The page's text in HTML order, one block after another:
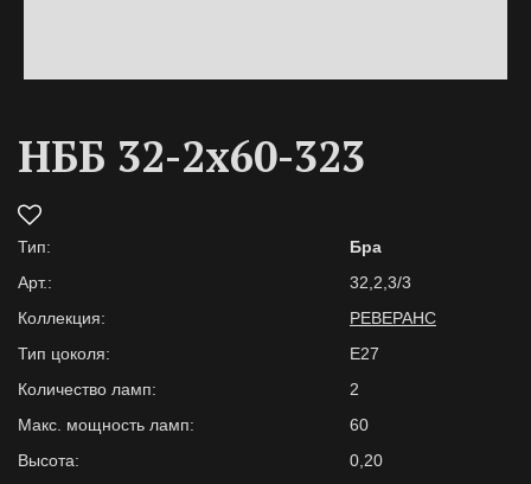
НББ 32-2х60-323
Тип:
Бра
Арт.:
32,2,3/3
Коллекция:
РЕВЕРАНС
Тип цоколя:
E27
Количество ламп:
2
Макс. мощность ламп:
60
Высота:
0,20